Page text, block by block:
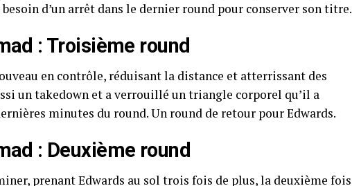
d’un arrêt dans le dernier round pour conserver son titre.
: Troisième round
en contrôle, réduisant la distance et atterrissant des
un takedown et a verrouillé un triangle corporel qu’il a
minutes du round. Un round de retour pour Edwards.
: Deuxième round
prenant Edwards au sol trois fois de plus, la deuxième fois